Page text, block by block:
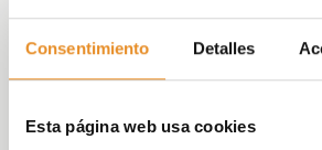
Consentimiento Detalles
Esta página web usa cookies
comercial para que conozca
que implementamos en las
elección de materiales.